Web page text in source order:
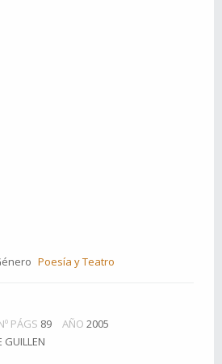
Poesía y Teatro
PÁGS 89 AÑO 2005
GUILLEN